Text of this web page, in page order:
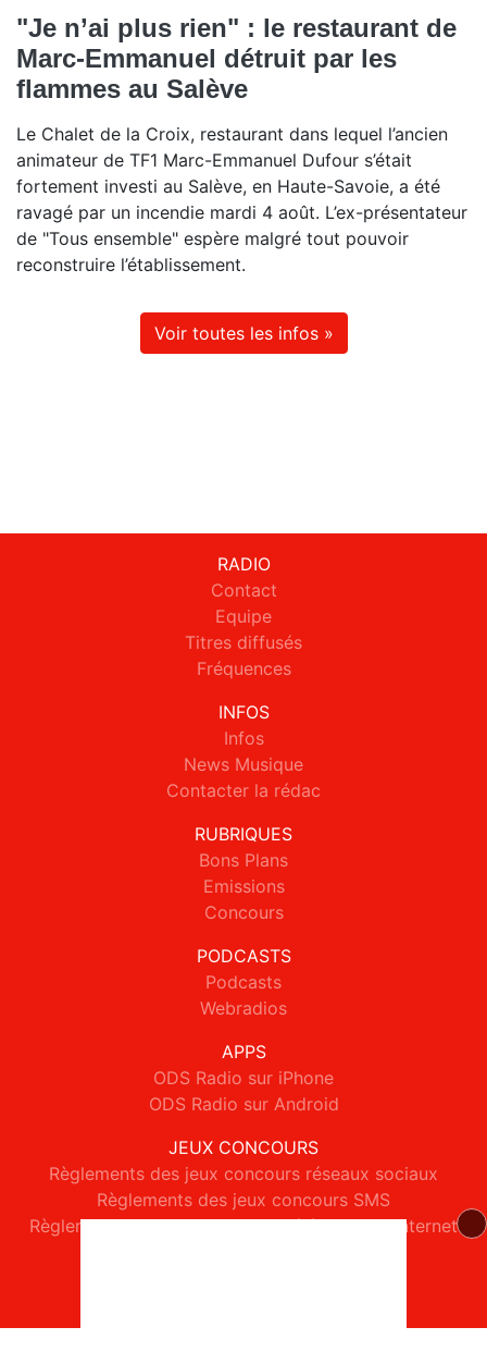
"Je n’ai plus rien" : le restaurant de
Marc-Emmanuel détruit par les
flammes au Salève
Le Chalet de la Croix, restaurant dans lequel l’ancien
animateur de TF1 Marc-Emmanuel Dufour s’était
fortement investi au Salève, en Haute-Savoie, a été
ravagé par un incendie mardi 4 août. L’ex-présentateur
de "Tous ensemble" espère malgré tout pouvoir
reconstruire l’établissement.
Voir toutes les infos »
RADIO
Contact
Equipe
Titres diffusés
Fréquences
INFOS
Infos
News Musique
Contacter la rédac
RUBRIQUES
Bons Plans
Emissions
Concours
PODCASTS
Podcasts
Webradios
APPS
ODS Radio sur iPhone
ODS Radio sur Android
JEUX CONCOURS
Règlements des jeux concours réseaux sociaux
Règlements des jeux concours SMS
Règlements des jeux concours téléphone et internet